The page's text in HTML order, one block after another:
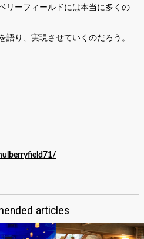
リーフィールドには本当に多くの
語り、実現させていくのだろう。
articles